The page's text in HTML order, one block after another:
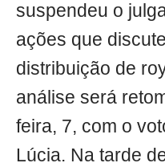
suspendeu o
ações que
distribuição de
análise será
feira, 7, com o
Lúcia. Na tarde